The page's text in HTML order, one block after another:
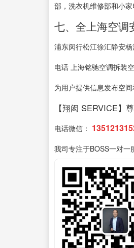
部，洗衣机维修部和小
七、全上海空调
浦东闵行松江徐汇静安
电话 上海铭驰空调拆装
为用户提供信息发布空
【翔闳 SERVICE】
电话微信：
我司专注于BOSS一对一